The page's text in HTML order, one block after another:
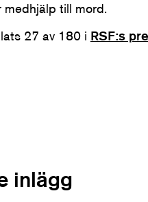
medhjälp till mord.
27 av 180 i RSF:s
inlägg